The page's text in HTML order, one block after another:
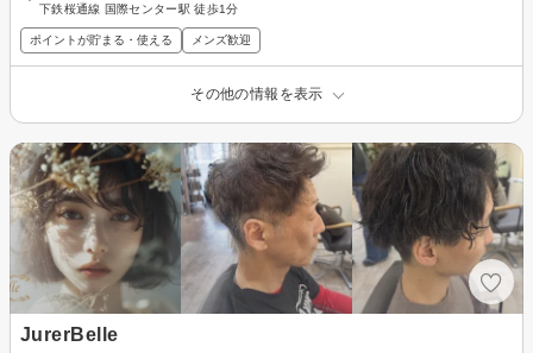
下鉄桜通線 国際センター駅 徒歩1分
ポイントが貯まる・使える メンズ歓迎
その他の情報を表示
JurerBelle